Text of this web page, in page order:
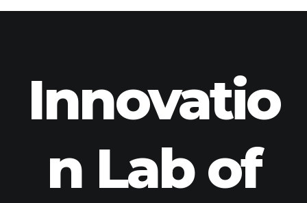
Innovatio
n Lab of